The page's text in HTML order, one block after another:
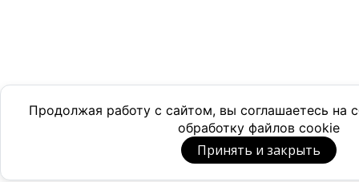
Продолжая работу с сайтом, вы соглашаетесь на
обработку файлов cookie
Принять и закрыть